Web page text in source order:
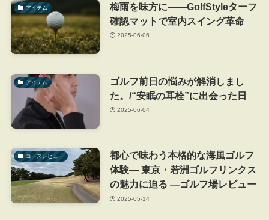
アイテム
梅雨を味方に――GolfStyleターフ
確認マットで室内スイング革命
2025-06-06
アイテム
ゴルフ前日の悩みが解消しまし
た。/“安眠の耳栓”に出会った日
2025-06-04
コースレビュー
都心で味わう本格的な海風ゴルフ
体験― 東京・若洲ゴルフリンクス
の魅力に迫る ―ゴルフ場レビュー
2025-05-14